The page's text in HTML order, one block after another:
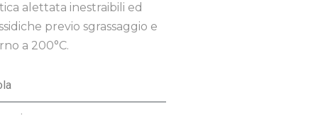
alettata inestraibili ed
previo sgrassaggio e
a 200°C.